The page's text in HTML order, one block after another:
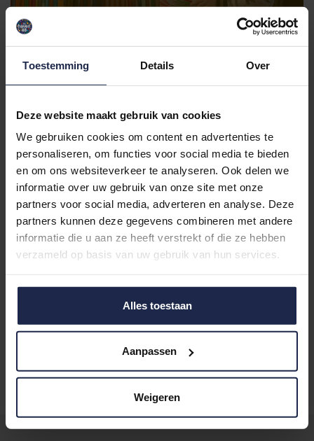
Toestemming Details Over
Deze website maakt gebruik van cookies
We gebruiken cookies om content en advertenties te
personaliseren, om functies voor social media te bieden
en om ons websiteverkeer te analyseren. Ook delen we
informatie over uw gebruik van onze site met onze
partners voor social media, adverteren en analyse. Deze
partners kunnen deze gegevens combineren met andere
informatie die u aan ze heeft verstrekt of die ze hebben
verzameld op basis van uw gebruik van hun services.
Alles toestaan
Aanpassen
Weigeren
Stichting Meerwerf
Ouderportaal
Kind aanmelden